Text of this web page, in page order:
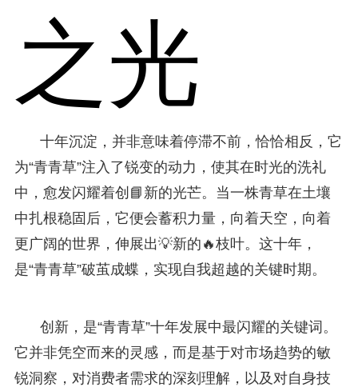
之光
十年沉淀，并非意味着停滞不前，恰恰相反，它
为“青青草”注入了锐变的动力，使其在时光的洗礼
中，愈发闪耀着创📘新的光芒。当一株青草在土壤
中扎根稳固后，它便会蓄积力量，向着天空，向着
更广阔的世界，伸展出💡新的🔥枝叶。这十年，
是“青青草”破茧成蝶，实现自我超越的关键时期。
创新，是“青青草”十年发展中最闪耀的关键词。
它并非凭空而来的灵感，而是基于对市场趋势的敏
锐洞察，对消费者需求的深刻理解，以及对自身技